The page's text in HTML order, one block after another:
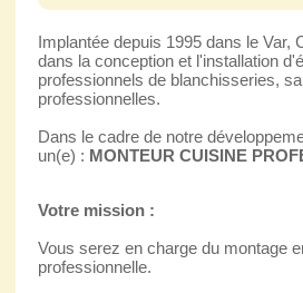
Implantée depuis 1995 dans le Var,
dans la conception et l'installation
professionnels de blanchisseries,
professionnelles.
Dans le cadre de notre
un(e) : MONTEUR CUISINE
Votre mission :
Vous serez en charge du montage
professionnelle.